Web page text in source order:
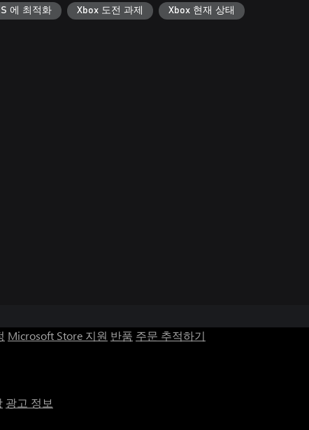
에 최적화 Xbox 도전 과제 Xbox 현재 상태
Microsoft Store 지원 반품 주문 추적하기
광고 정보